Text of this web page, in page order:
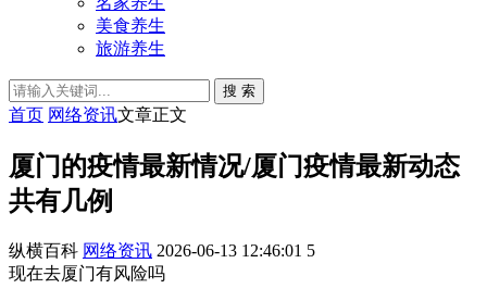
美食养生
旅游养生
搜 索
首页 网络资讯文章正文
厦门的疫情最新情况/厦门疫情最新动态
共有几例
纵横百科 网络资讯 2026-06-13 12:46:01 5
现在去厦门有风险吗